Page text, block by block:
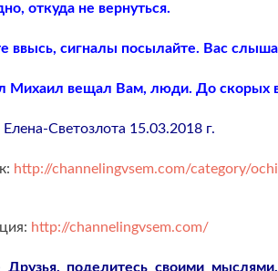
откуда не вернуться.
ввысь, сигналы посылайте. Вас
Михаил вещал Вам, люди. До скорых
Светозлота 15.03.2018 г.
http://channelingvsem.com/category/
http://channelingvsem.com/
Друзья, поделитесь своими